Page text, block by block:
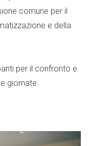
comune per il
e della
per il confronto e
giornate.